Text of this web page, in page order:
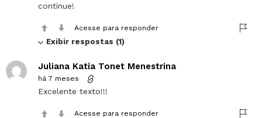
continue!
Acesse para responder
Exibir respostas (1)
Juliana Katia Tonet Menestrina
há 7 meses
Excelente texto!!!
Acesse para responder